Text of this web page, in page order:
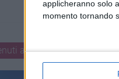
applicheranno solo
momento tornando
a tema